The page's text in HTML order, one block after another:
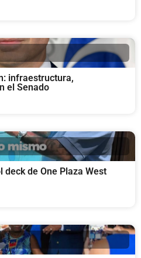
infraestructura,
el Senado
deck de One Plaza West